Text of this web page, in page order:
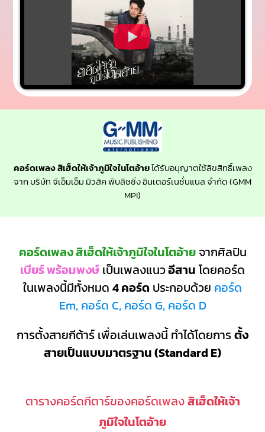
คอร์ดเพลง สิเฮ็ดให้เจ้าภูมิใจในโตอ้ายได้รับอนุญาตใช้ลิขสิทธิ์เพลง
จาก บริษัท จีเอ็มเอ็ม มิวสิค พับลิชชิ่ง อินเตอร์เนชั่นแนล จำกัด (GMM
MPI)
คอร์ดเพลง สิเฮ็ดให้เจ้าภูมิใจในโตอ้ายจากศิลปิน
เบียร์ พร้อมพงษ์ เป็นเพลงแนวอีสาน โดยคอร์ด
ในเพลงนี้มีทั้งหมด 4 คอร์ด ประกอบด้วย คอร์ด
Em, คอร์ด C, คอร์ด G, คอร์ด D
การตั้งสายกีต้าร์ เพื่อเล่นเพลงนี้ ทำได้โดยการตั้ง
สายเป็นแบบมาตรฐาน (Standard E)
ตารางคอร์ดกีตาร์ของคอร์ดเพลงสิเฮ็ดให้เจ้า
ภูมิใจในโตอ้าย